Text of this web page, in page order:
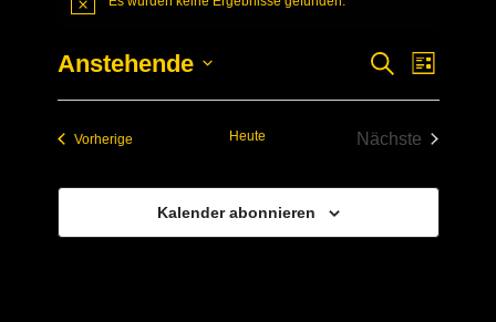
Hinweis
Suche
und
Suche
Liste
Anstehende
Datum
VorherigeVeranstaltungen Heute
Nächste
Kalender abonnieren